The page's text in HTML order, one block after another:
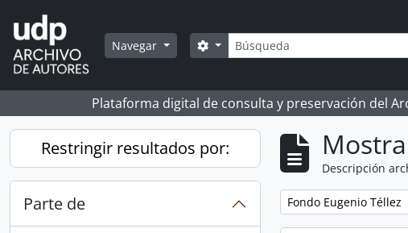
Skip to main content
Navegar Búsqueda
Search options
Plataforma digital de consulta y preservación del
Restringir resultados por:
Parte de
Descripción
Remove filter:
Fondo Eugenio Téllez